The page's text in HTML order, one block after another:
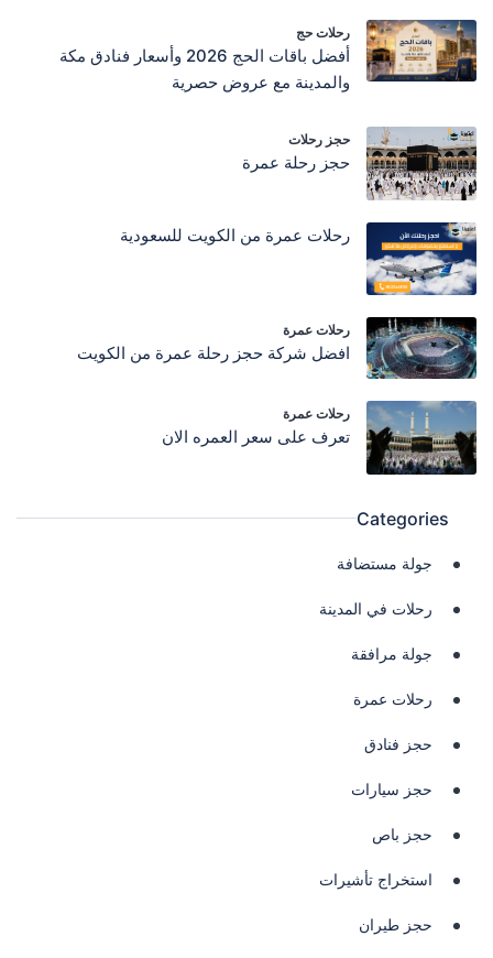
رحلات حج
أفضل باقات الحج 2026 وأسعار فنادق مكة
والمدينة مع عروض حصرية
حجز رحلات
حجز رحلة عمرة
رحلات عمرة من الكويت للسعودية
رحلات عمرة
افضل شركة حجز رحلة عمرة من الكويت
رحلات عمرة
تعرف على سعر العمره الان
Categories
جولة مستضافة
رحلات في المدينة
جولة مرافقة
رحلات عمرة
حجز فنادق
حجز سيارات
حجز باص
استخراج تأشيرات
حجز طيران